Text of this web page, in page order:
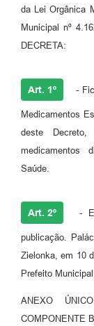
da Lei Orgânica
Municipal nº
DECRETA:
Art. 1º -
Medicamentos
deste
medicamentos
Saúde.
Art. 2º -
publicação.
Zielonka, em 10
Prefeito Municipal
ANEXO
COMPONENTE